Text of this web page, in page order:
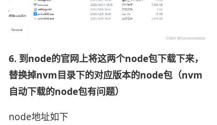
6. 到node的官网上将这两个node包下载下来，
替换掉nvm目录下的对应版本的node包（nvm
自动下载的node包有问题）
node地址如下